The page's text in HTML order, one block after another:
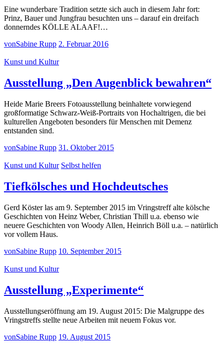
Eine wunderbare Tradition setzte sich auch in diesem Jahr fort:
Prinz, Bauer und Jungfrau besuchten uns – darauf ein dreifach
donnerndes KÖLLE ALAAF!…
vonSabine Rupp 2. Februar 2016
Kunst und Kultur
Ausstellung „Den Augenblick bewahren“
Heide Marie Breers Fotoausstellung beinhaltete vorwiegend
großformatige Schwarz-Weiß-Portraits von Hochaltrigen, die bei
kulturellen Angeboten besonders für Menschen mit Demenz
entstanden sind.
vonSabine Rupp 31. Oktober 2015
Kunst und Kultur Selbst helfen
Tiefkölsches und Hochdeutsches
Gerd Köster las am 9. September 2015 im Vringstreff alte kölsche
Geschichten von Heinz Weber, Christian Thill u.a. ebenso wie
neuere Geschichten von Woody Allen, Heinrich Böll u.a. – natürlich
vor vollem Haus.
vonSabine Rupp 10. September 2015
Kunst und Kultur
Ausstellung „Experimente“
Ausstellungseröffnung am 19. August 2015: Die Malgruppe des
Vringstreffs stellte neue Arbeiten mit neuem Fokus vor.
vonSabine Rupp 19. August 2015